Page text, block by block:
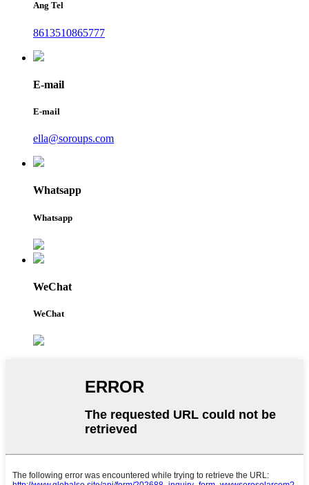
Ang Tel
8613510865777
E-mail
E-mail
ella@soroups.com
Whatsapp
Whatsapp
WeChat
WeChat